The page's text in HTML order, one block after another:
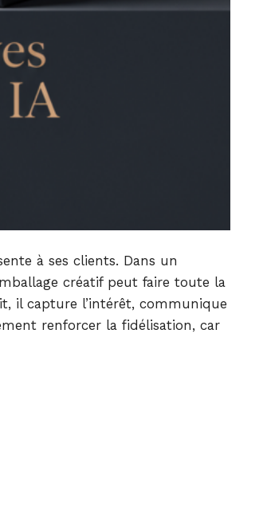
à ses clients. Dans un
créatif peut faire toute la
il capture l’intérêt, communique
renforcer la fidélisation, car